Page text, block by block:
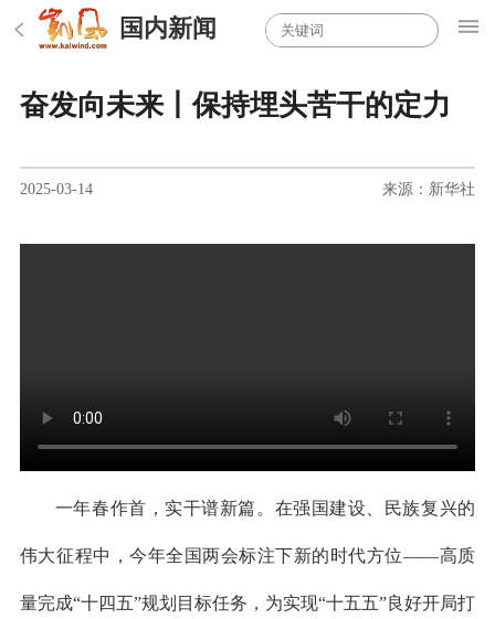
国内新闻
奋发向未来丨保持埋头苦干的定力
2025-03-14 来源：新华社
一年春作首，实干谱新篇。在强国建设、民族复兴的
伟大征程中，今年全国两会标注下新的时代方位——高质
量完成“十四五”规划目标任务，为实现“十五五”良好开局打